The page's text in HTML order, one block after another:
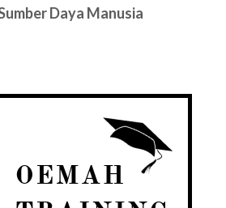
Daya Manusia